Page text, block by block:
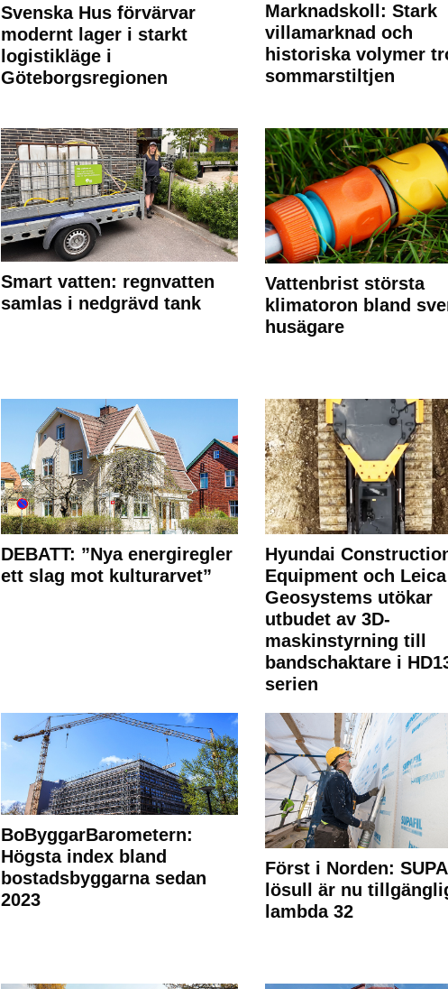
Svenska Hus förvärvar
modernt lager i starkt
logistikläge i
Göteborgsregionen
Marknadskoll: Stark
villamarknad och
historiska volymer
sommarstiltjen
Smart vatten: regnvatten
samlas i nedgrävd tank
Vattenbrist största
klimatoron bland
husägare
DEBATT: ”Nya energiregler
ett slag mot kulturarvet”
Hyundai
Equipment och Leica
Geosystems utökar
utbudet av 3D-
maskinstyrning till
bandschaktare i
serien
BoByggarBarometern:
Högsta index bland
bostadsbyggarna sedan
2023
Först i Norden:
lösull är nu
lambda 32